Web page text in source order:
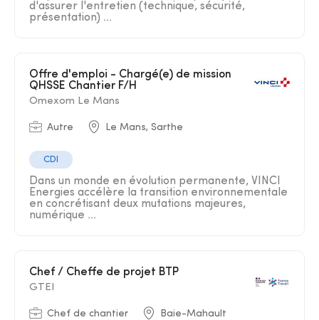
d'assurer l'entretien (technique, sécurité,
présentation) ...
Offre d'emploi - Chargé(e) de mission
QHSSE Chantier F/H
Omexom Le Mans
Autre Le Mans, Sarthe
CDI
Dans un monde en évolution permanente, VINCI
Energies accélère la transition environnementale
en concrétisant deux mutations majeures,
numérique ...
Chef / Cheffe de projet BTP
GTEI
Chef de chantier Baie-Mahault